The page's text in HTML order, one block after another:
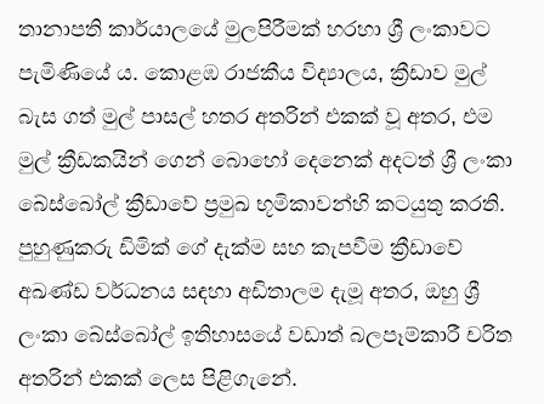
තානාපති කාර්යාලයේ මුලපිරීමක් හරහා ශ්‍රී ලංකාවට
පැමිණියේ ය. කොළඹ රාජකීය විද්‍යාලය, ක්‍රීඩාව මුල්
බැස ගත් මුල් පාසල් හතර අතරින් එකක් වූ අතර, එම
මුල් ක්‍රීඩකයින් ගෙන් බොහෝ දෙනෙක් අදටත් ශ්‍රී ලංකා
බේස්බෝල් ක්‍රීඩාවේ ප්‍රමුඛ භූමිකාවන්හි කටයුතු කරති.
පුහුණුකරු ඩිමික් ගේ දැක්ම සහ කැපවීම ක්‍රීඩාවේ
අඛණ්ඩ වර්ධනය සඳහා අඩිතාලම දැමූ අතර, ඔහු ශ්‍රී
ලංකා බේස්බෝල් ඉතිහාසයේ වඩාත් බලපෑම්කාරී චරිත
අතරින් එකක් ලෙස පිළිගැනේ.